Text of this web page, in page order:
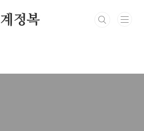
정복